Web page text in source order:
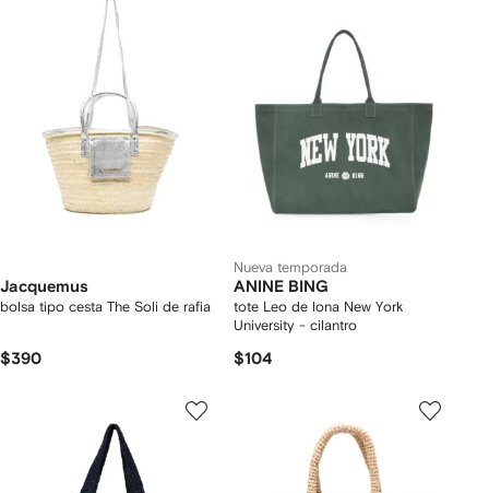
Jacquemus
bolsa tipo cesta The Soli de rafia
$390
Nueva temporada
ANINE BING
tote Leo de lona New York
University - cilantro
$104